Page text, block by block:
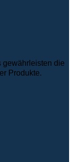
gewährleisten die
Produkte.